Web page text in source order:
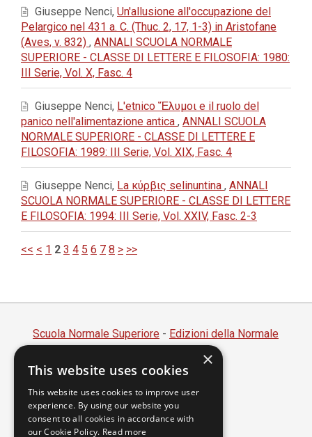
Giuseppe Nenci, Un'allusione all'occupazione del
Pelargico nel 431 a. C. (Thuc. 2, 17, 1-3) in Aristofane
(Aves, v. 832) , ANNALI SCUOLA NORMALE
SUPERIORE - CLASSE DI LETTERE E FILOSOFIA: 1980:
III Serie, Vol. X, Fasc. 4
Giuseppe Nenci, L'etnico Ἔλυμοι e il ruolo del
panico nell'alimentazione antica , ANNALI SCUOLA
NORMALE SUPERIORE - CLASSE DI LETTERE E
FILOSOFIA: 1989: III Serie, Vol. XIX, Fasc. 4
Giuseppe Nenci, La κύρβις selinuntina , ANNALI
SCUOLA NORMALE SUPERIORE - CLASSE DI LETTERE
E FILOSOFIA: 1994: III Serie, Vol. XXIV, Fasc. 2-3
<< < 1 2 3 4 5 6 7 8 > >>
Scuola Normale Superiore - Edizioni della Normale
Piazza dei Cavalieri, 7 - 56126 Pisa
Codice fiscale 80005050507
Partita IVA 00420000507
segreteria.annali@sns.it
×
This website uses cookies
This website uses cookies to improve user
experience. By using our website you
consent to all cookies in accordance with
our Cookie Policy. Read more